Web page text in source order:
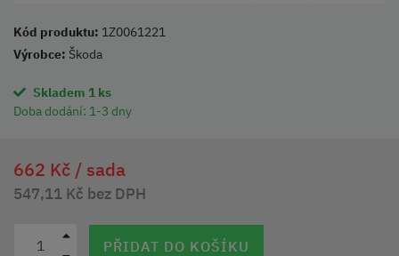
Kód produktu: 1Z0061221
Výrobce: Škoda
Skladem 1 ks
Doba dodání: 1-3 dny
662 Kč / sada
547,11 Kč bez DPH
PŘIDAT DO KOŠÍKU